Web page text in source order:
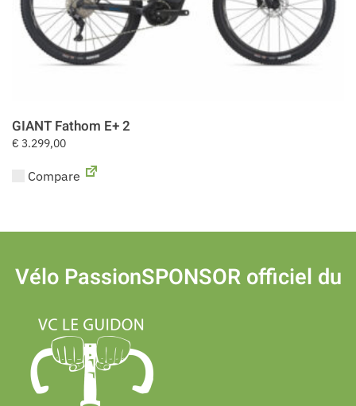
GIANT Fathom E+ 2
€ 3.299,00
Compare
Vélo PassionSPONSOR officiel du